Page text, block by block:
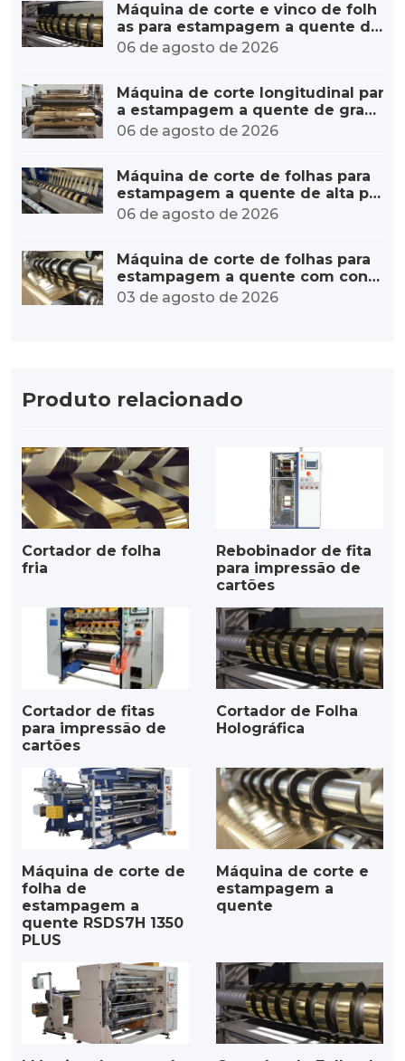
Máquina de corte e vinco de folh
as para estampagem a quente de
alta velocidade – aumento de cap
acidade
06 de agosto de 2026
Máquina de corte longitudinal par
a estampagem a quente de gran
de diâmetro, personalizada para r
olos grandes.
06 de agosto de 2026
Máquina de corte de folhas para
estampagem a quente de alta pr
ecisão – erro mínimo
06 de agosto de 2026
Máquina de corte de folhas para
estampagem a quente com contr
ole de tensão estável: da tensão
precisa à qualidade excepcional.
03 de agosto de 2026
Produto relacionado
Cortador de folha
fria
Rebobinador de fita
para impressão de
cartões
Cortador de fitas
para impressão de
cartões
Cortador de Folha
Holográfica
Máquina de corte de
folha de
estampagem a
quente RSDS7H 1350
PLUS
Máquina de corte e
estampagem a
quente